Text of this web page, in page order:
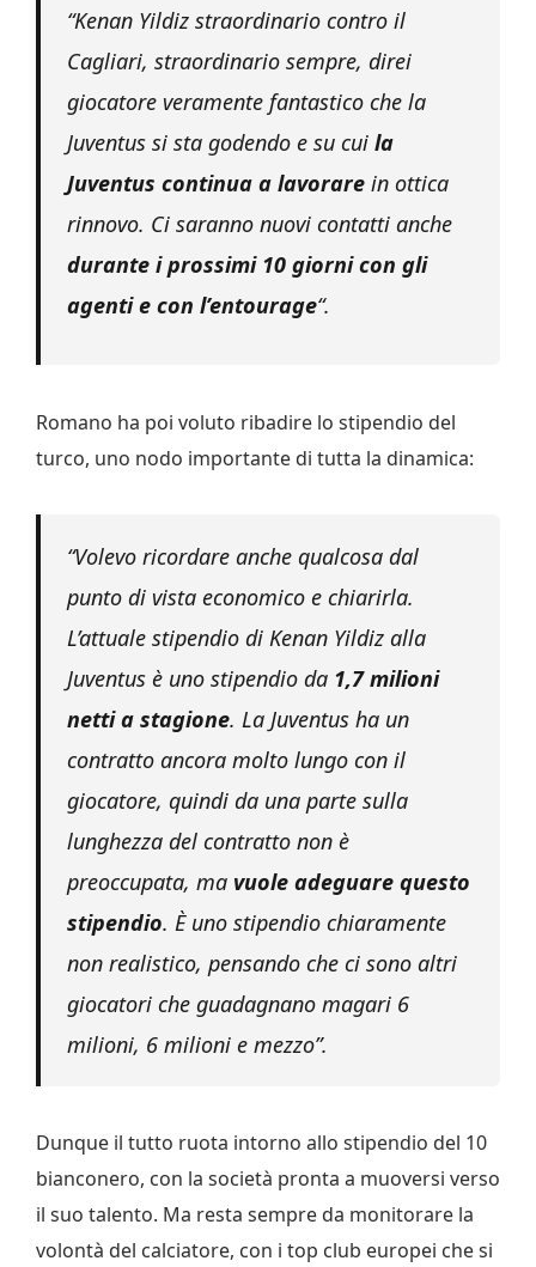
“Kenan Yildiz straordinario contro il
Cagliari, straordinario sempre, direi
giocatore veramente fantastico che la
Juventus si sta godendo e su cui la
Juventus continua a lavorare in ottica
rinnovo. Ci saranno nuovi contatti anche
durante i prossimi 10 giorni con gli
agenti e con l’entourage“.
Romano ha poi voluto ribadire lo stipendio del
turco, uno nodo importante di tutta la dinamica:
“Volevo ricordare anche qualcosa dal
punto di vista economico e chiarirla.
L’attuale stipendio di Kenan Yildiz alla
Juventus è uno stipendio da 1,7 milioni
netti a stagione. La Juventus ha un
contratto ancora molto lungo con il
giocatore, quindi da una parte sulla
lunghezza del contratto non è
preoccupata, ma vuole adeguare questo
stipendio. È uno stipendio chiaramente
non realistico, pensando che ci sono altri
giocatori che guadagnano magari 6
milioni, 6 milioni e mezzo”.
Dunque il tutto ruota intorno allo stipendio del 10
bianconero, con la società pronta a muoversi verso
il suo talento. Ma resta sempre da monitorare la
volontà del calciatore, con i top club europei che si